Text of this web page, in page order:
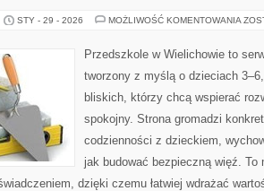
STY - 29 - 2026 MOŻLIWOŚĆ KOMENTOWANIA
Przedszkole w Wielichowie to
tworzony z myślą o dzieciach
bliskich, którzy chcą wspierać
spokojny. Strona gromadzi
codzienności z dzieckiem,
jak budować bezpieczną więź. To
dzięki czemu łatwiej wdrażać